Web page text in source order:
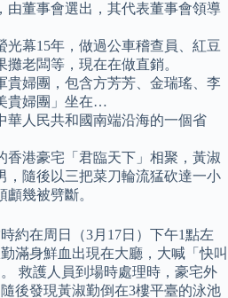
由董事會選出，其代表董事會領導
光幕15年，做過公車稽查員、紅豆
老闆等，現在在做直銷。
貴婦團，包含方芳芳、金瑞瑤、李
貴婦團」坐在…
華人民共和國南端沿海的一個省
香港豪宅「君臨天下」相聚，黃淑
，隨後以三把菜刀輪流猛砍達一小
幾被劈斷。
約在周日（3月17日）下午1點左
滿身鮮血出現在大廳，大喊「快叫
救護人員到場時處理時，豪宅外
後發現黃淑勤倒在3樓平臺的泳池